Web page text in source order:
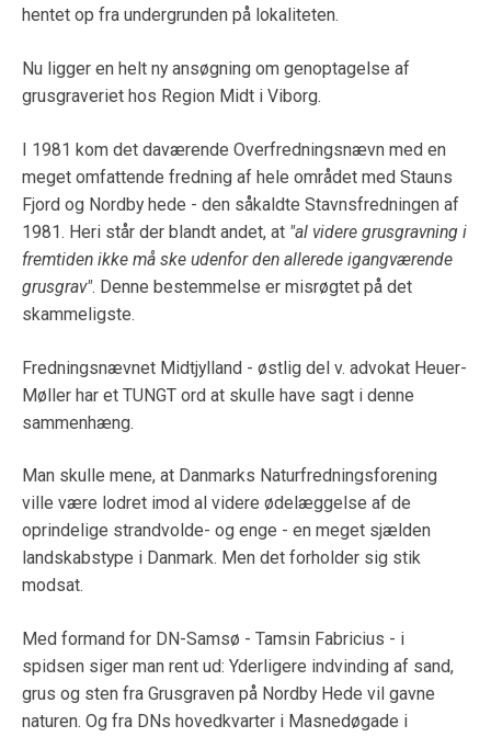
hentet op fra undergrunden på lokaliteten.
Nu ligger en helt ny ansøgning om genoptagelse af
grusgraveriet hos Region Midt i Viborg.
I 1981 kom det daværende Overfredningsnævn med en
meget omfattende fredning af hele området med Stauns
Fjord og Nordby hede - den såkaldte Stavnsfredningen af
1981. Heri står der blandt andet, at "al videre grusgravning i
fremtiden ikke må ske udenfor den allerede igangværende
grusgrav". Denne bestemmelse er misrøgtet på det
skammeligste.
Fredningsnævnet Midtjylland - østlig del v. advokat Heuer-
Møller har et TUNGT ord at skulle have sagt i denne
sammenhæng.
Man skulle mene, at Danmarks Naturfredningsforening
ville være lodret imod al videre ødelæggelse af de
oprindelige strandvolde- og enge - en meget sjælden
landskabstype i Danmark. Men det forholder sig stik
modsat.
Med formand for DN-Samsø - Tamsin Fabricius - i
spidsen siger man rent ud: Yderligere indvinding af sand,
grus og sten fra Grusgraven på Nordby Hede vil gavne
naturen. Og fra DNs hovedkvarter i Masnedøgade i